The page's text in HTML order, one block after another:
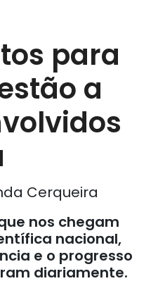
para
a
Cerqueira
nos chegam
nacional,
e o progresso
diariamente.